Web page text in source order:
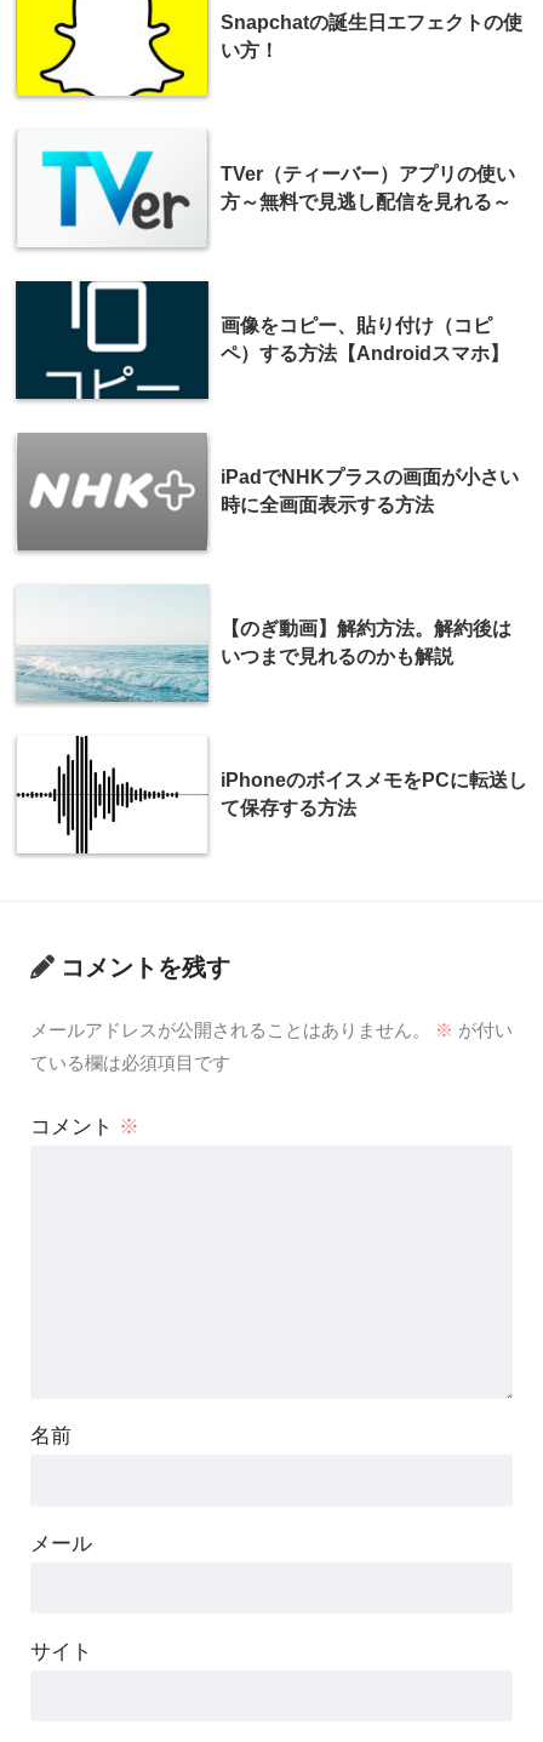
Snapchatの誕生日エフェクトの使
い方！
TVer（ティーバー）アプリの使い
方～無料で見逃し配信を見れる～
画像をコピー、貼り付け（コピ
ペ）する方法【Androidスマホ】
iPadでNHKプラスの画面が小さい
時に全画面表示する方法
【のぎ動画】解約方法。解約後は
いつまで見れるのかも解説
iPhoneのボイスメモをPCに転送し
て保存する方法
コメントを残す
メールアドレスが公開されることはありません。 ※ が付い
ている欄は必須項目です
コメント ※
名前
メール
サイト